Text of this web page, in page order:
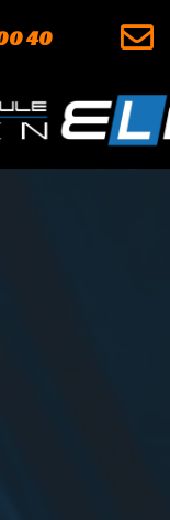
40